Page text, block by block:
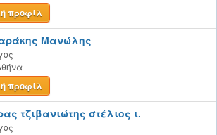
προφίλ
Μανώλης
προφίλ
τζιβανιώτης στέλιος ι.